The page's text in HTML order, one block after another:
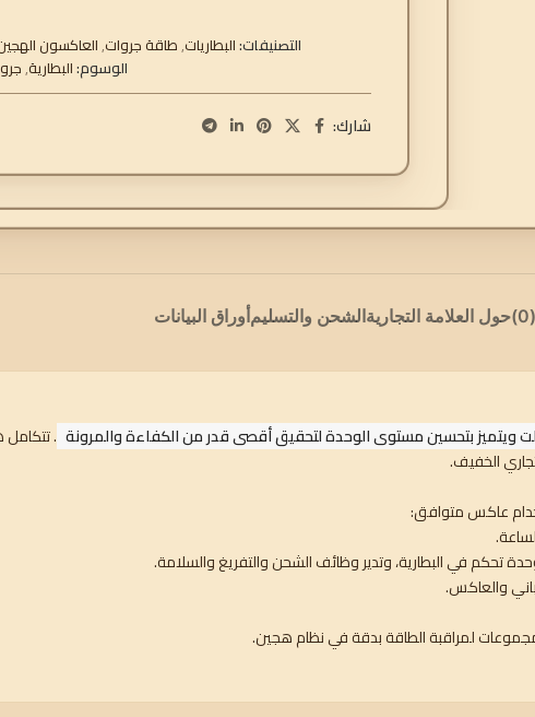
التصنيفات:البطاريات,طاقة جروات,العاكسون
الوسوم:البطارية,
شارك:
حول العلامة التجاريةالشحن والتسليمأوراق البيانات
.
والعاكس.
لمراقبة الطاقة بدقة في نظام هجين.